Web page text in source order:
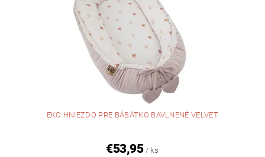
EKO HNIEZDO PRE BÁBÄTKO BAVLNENÉ VELVET
€53,95 / ks